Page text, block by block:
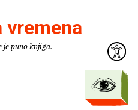
vremena
je puno knjiga.